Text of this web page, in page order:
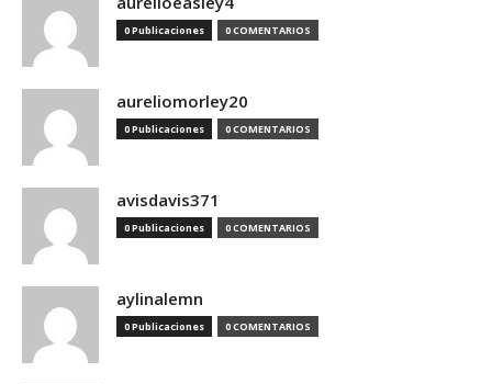
0 Publicaciones 0 COMENTARIOS
aureliomorley20
0 Publicaciones 0 COMENTARIOS
avisdavis371
0 Publicaciones 0 COMENTARIOS
aylinalemn
0 Publicaciones 0 COMENTARIOS